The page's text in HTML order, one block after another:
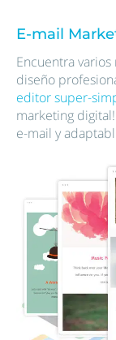
E-mail
Encuentra
diseño
editor super-
marketing
e-mail y